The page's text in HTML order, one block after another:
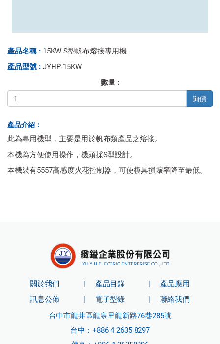
產品名稱 : 15KW S型帆布熔接專用機
產品型號 : JYHP-15KW
數量 :
詢價
產品介紹：
此為專用機型，主要是用於帆布類產品之熔接。
本機為方便使用操作，機頭採S型設計。
本機裝有5557高感度火花控制器，可使模具損壞率降至最低。
關於我們 產品目錄
產品應用
訊息公佈
電子型錄
聯絡我們
台中市龍井區龍泉里龍新路76巷285號
台中： +886 4 2635 8297